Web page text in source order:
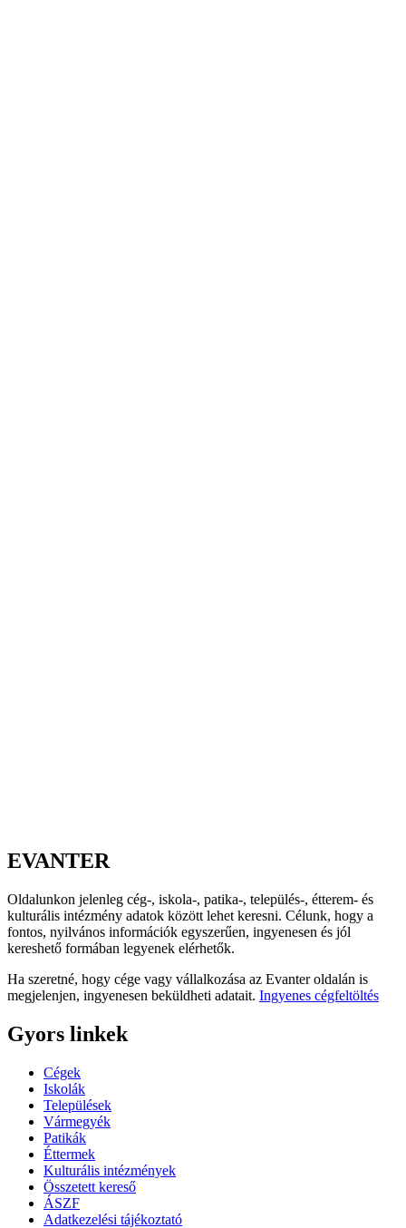
EVANTER
Oldalunkon jelenleg cég-, iskola-, patika-, település-, étterem- és
kulturális intézmény adatok között lehet keresni. Célunk, hogy a
fontos, nyilvános információk egyszerűen, ingyenesen és jól
kereshető formában legyenek elérhetők.
Ha szeretné, hogy cége vagy vállalkozása az Evanter oldalán is
megjelenjen, ingyenesen beküldheti adatait. Ingyenes cégfeltöltés
Gyors linkek
Cégek
Iskolák
Települések
Vármegyék
Patikák
Éttermek
Kulturális intézmények
Összetett kereső
ÁSZF
Adatkezelési tájékoztató